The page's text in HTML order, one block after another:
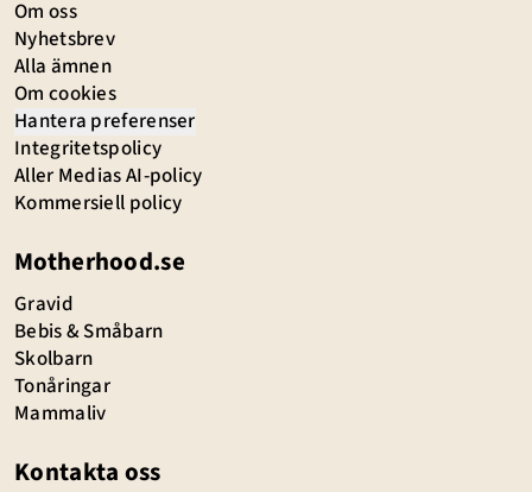
Om oss
Nyhetsbrev
Alla ämnen
Om cookies
Hantera preferenser
Integritetspolicy
Aller Medias AI-policy
Kommersiell policy
Motherhood.se
Gravid
Bebis & Småbarn
Skolbarn
Tonåringar
Mammaliv
Kontakta oss